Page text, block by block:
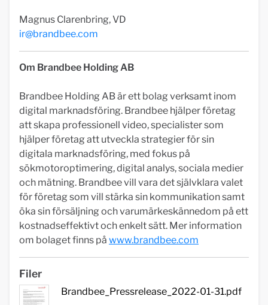
Magnus Clarenbring, VD
ir@brandbee.com
Om Brandbee Holding AB
Brandbee Holding AB är ett bolag verksamt inom
digital marknadsföring. Brandbee hjälper företag
att skapa professionell video, specialister som
hjälper företag att utveckla strategier för sin
digitala marknadsföring, med fokus på
sökmotoroptimering, digital analys, sociala medier
och mätning. Brandbee vill vara det självklara valet
för företag som vill stärka sin kommunikation samt
öka sin försäljning och varumärkeskännedom på ett
kostnadseffektivt och enkelt sätt. Mer information
om bolaget finns på www.brandbee.com
Filer
Brandbee_Pressrelease_2022-01-31.pdf